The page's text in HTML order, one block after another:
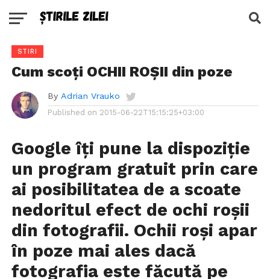
STIRI
Cum scoți OCHII ROȘII din poze
By Adrian Vrauko
Published on 2015-06-22T15:15:25+03:00
Google îți pune la dispoziție
un program gratuit prin care
ai posibilitatea de a scoate
nedoritul efect de ochi roșii
din fotografii. Ochii roși apar
în poze mai ales dacă
fotografia este făcută pe